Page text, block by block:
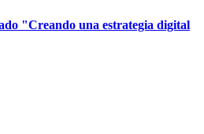
"Creando una estrategia digital